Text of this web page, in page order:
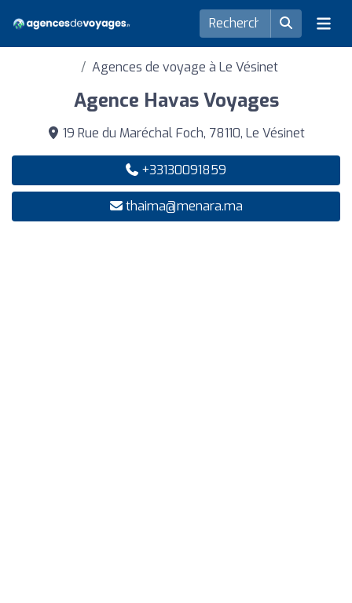
Agences de voyage à Le Vésinet
Agence Havas Voyages
19 Rue du Maréchal Foch, 78110, Le Vésinet
+33130091859
thaima@menara.ma